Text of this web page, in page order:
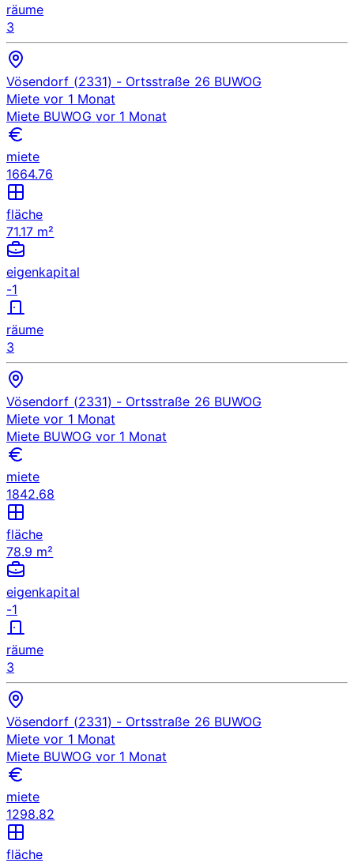
räume
3
Vösendorf (2331) - Ortsstraße 26 BUWOG
Miete vor 1 Monat
Miete BUWOG vor 1 Monat
miete
1664.76
fläche
71.17 m²
eigenkapital
-1
räume
3
Vösendorf (2331) - Ortsstraße 26 BUWOG
Miete vor 1 Monat
Miete BUWOG vor 1 Monat
miete
1842.68
fläche
78.9 m²
eigenkapital
-1
räume
3
Vösendorf (2331) - Ortsstraße 26 BUWOG
Miete vor 1 Monat
Miete BUWOG vor 1 Monat
miete
1298.82
fläche